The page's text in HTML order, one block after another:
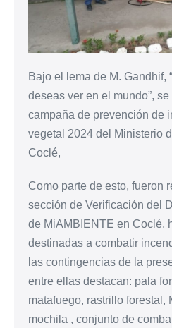
Bajo el lema de M. Gandhif,
deseas ver en el mundo”,
campaña de prevención de
vegetal 2024 del Ministerio
Coclé,
Como parte de esto, fueron
sección de Verificación del
de MiAMBIENTE en Coclé,
destinadas a combatir
las contingencias de la
entre ellas destacan: pala
matafuego, rastrillo forestal,
mochila , conjunto de